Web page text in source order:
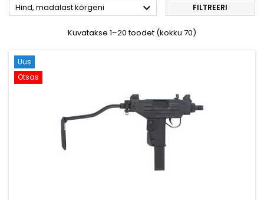
Hind, madalast kõrgeni  FILTREERI
Kuvatakse 1–20 toodet (kokku 70)
Uus
Otsas